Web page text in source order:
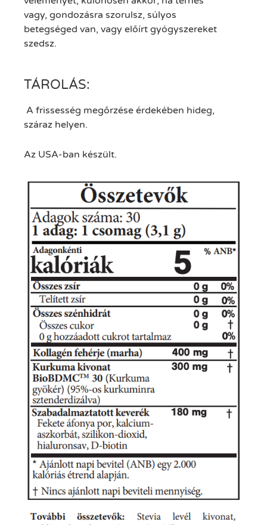
vagy, gondozásra szorulsz, súlyos
betegséged van, vagy előírt gyógyszereket
szedsz.
TÁROLÁS:
A frissesség megőrzése érdekében hideg,
száraz helyen.
Az USA-ban készült.